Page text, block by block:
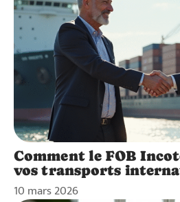
Comment le FOB
vos transports
10 mars 2026